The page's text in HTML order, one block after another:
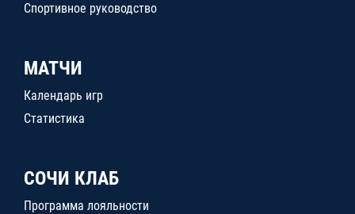
Спортивное руководство
МАТЧИ
Календарь игр
Статистика
СОЧИ КЛАБ
Программа лояльности